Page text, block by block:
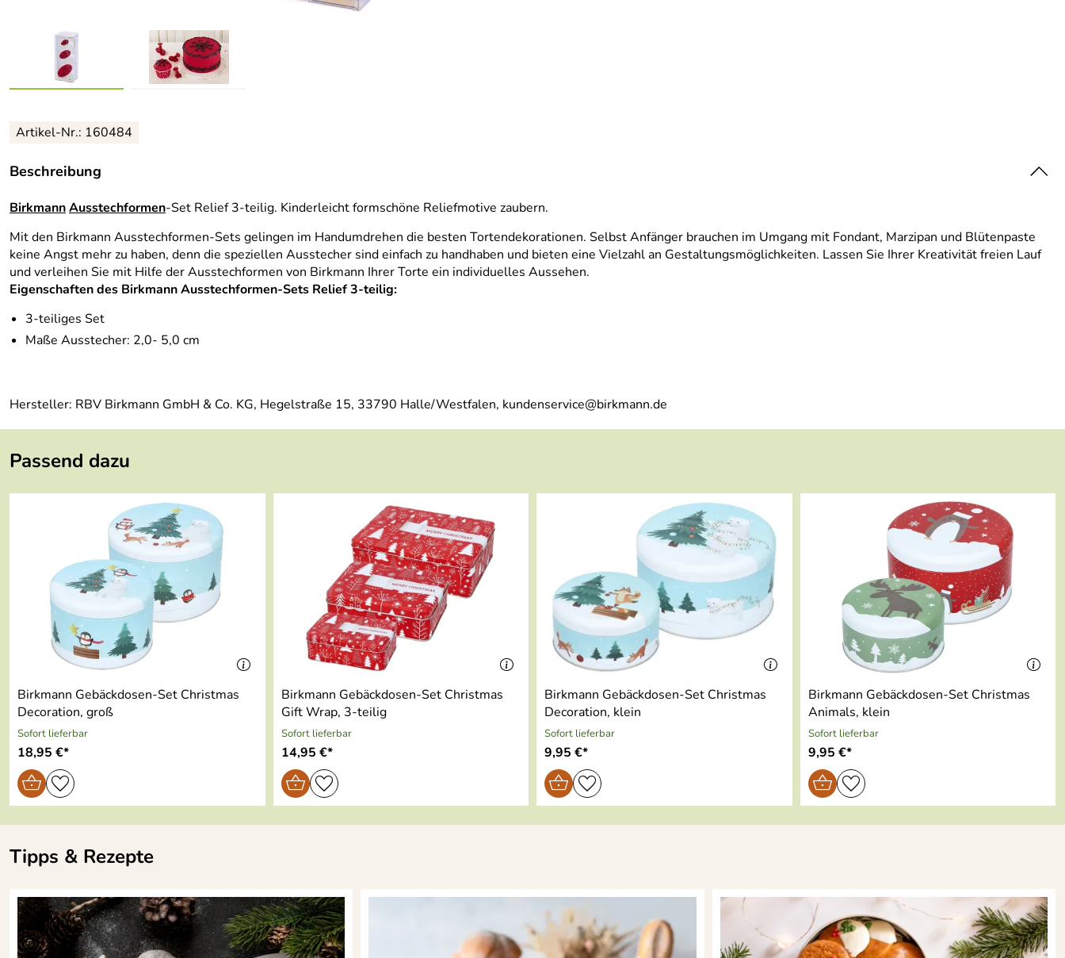
Artikel-Nr.: 160484
Beschreibung
BirkmannAusstechformen-Set Relief 3-teilig. Kinderleicht formschöne Reliefmotive zaubern.
Mit den Birkmann Ausstechformen-Sets gelingen im Handumdrehen die besten Tortendekorationen. Selbst Anfänger brauchen im Umgang mit Fondant, Marzipan und Blütenpaste
keine Angst mehr zu haben, denn die speziellen Ausstecher sind einfach zu handhaben und bieten eine Vielzahl an Gestaltungsmöglichkeiten. Lassen Sie Ihrer Kreativität freien Lauf
und verleihen Sie mit Hilfe der Ausstechformen von Birkmann Ihrer Torte ein individuelles Aussehen.
Eigenschaften des Birkmann Ausstechformen-Sets Relief 3-teilig:
3-teiliges Set
Maße Ausstecher: 2,0- 5,0 cm
Hersteller: RBV Birkmann GmbH & Co. KG, Hegelstraße 15, 33790 Halle/Westfalen, kundenservice@birkmann.de
Passend dazu
Birkmann Gebäckdosen-Set Christmas
Decoration, groß
Sofort lieferbar
18,95 €*
Birkmann Gebäckdosen-Set Christmas
Gift Wrap, 3-teilig
Sofort lieferbar
14,95 €*
Birkmann Gebäckdosen-Set Christmas
Decoration, klein
Sofort lieferbar
9,95 €*
Birkmann Gebäckdosen-Set Christmas
Animals, klein
Sofort lieferbar
9,95 €*
Tipps & Rezepte